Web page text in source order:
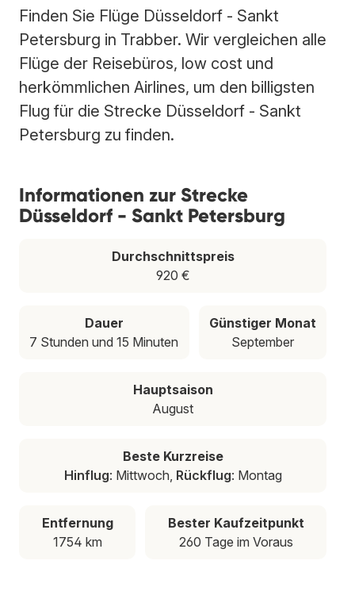
Finden Sie Flüge Düsseldorf - Sankt
Petersburg in Trabber. Wir vergleichen alle
Flüge der Reisebüros, low cost und
herkömmlichen Airlines, um den billigsten
Flug für die Strecke Düsseldorf - Sankt
Petersburg zu finden.
Informationen zur Strecke
Düsseldorf - Sankt Petersburg
Durchschnittspreis
920 €
Dauer
7 Stunden und 15 Minuten
Günstiger Monat
September
Hauptsaison
August
Beste Kurzreise
Hinflug: Mittwoch, Rückflug: Montag
Entfernung
1754 km
Bester Kaufzeitpunkt
260 Tage im Voraus